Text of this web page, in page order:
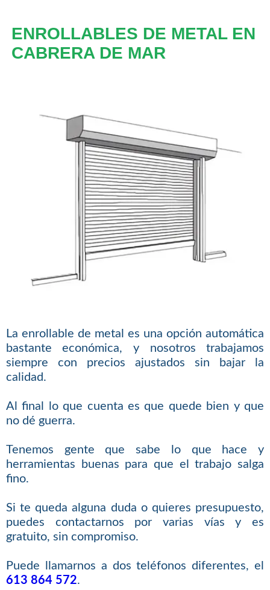
ENROLLABLES DE METAL EN
CABRERA DE MAR
La enrollable de metal es una opción automática
bastante económica, y nosotros trabajamos
siempre con precios ajustados sin bajar la
calidad.
Al final lo que cuenta es que quede bien y que
no dé guerra.
Tenemos gente que sabe lo que hace y
herramientas buenas para que el trabajo salga
fino.
Si te queda alguna duda o quieres presupuesto,
puedes contactarnos por varias vías y es
gratuito, sin compromiso.
Puede llamarnos a dos teléfonos diferentes, el
613 864 572.